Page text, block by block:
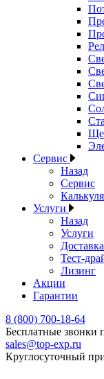
Сервис
Назад
Сервис
Услуги
Назад
Услуги
Доставка
Тест-
Лизинг
Акции
Гарантии
8 (800) 700-18-64
Бесплатные звонки
sales@top-exp.ru
Круглосуточный